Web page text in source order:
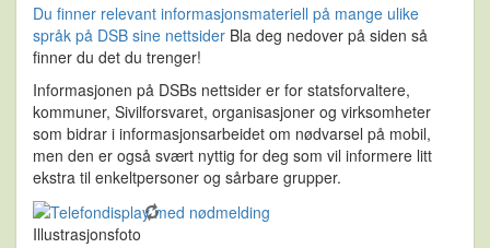
Du finner relevant informasjonsmateriell på mange ulike
språk på DSB sine nettsider Bla deg nedover på siden så
finner du det du trenger!
Informasjonen på DSBs nettsider er for statsforvaltere,
kommuner, Sivilforsvaret, organisasjoner og virksomheter
som bidrar i informasjonsarbeidet om nødvarsel på mobil,
men den er også svært nyttig for deg som vil informere litt
ekstra til enkeltpersoner og sårbare grupper.
Illustrasjonsfoto